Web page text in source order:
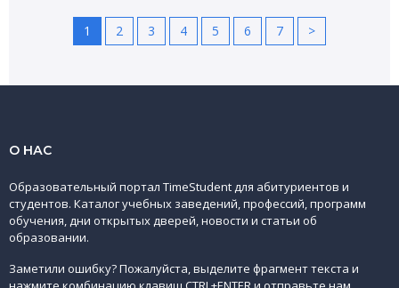
1 2 3 4 5 6 7 >
О НАС
Образовательный портал TimeStudent для абитуриентов и
студентов. Каталог учебных заведений, профессий, программ
обучения, дни открытых дверей, новости и статьи об
образовании.
Заметили ошибку? Пожалуйста, выделите фрагмент текста и